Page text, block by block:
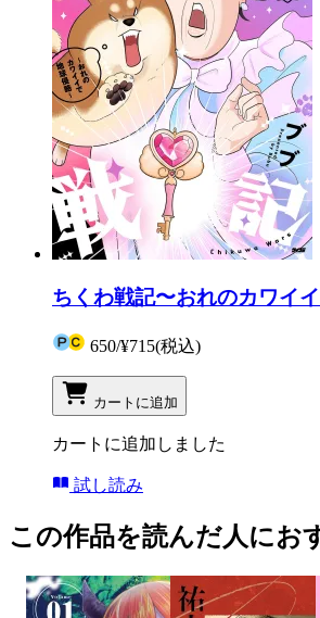
ちくわ戦記〜おれのカワイ
650/¥715(税込)
カートに追加
カートに追加しました
試し読み
この作品を読んだ人にお